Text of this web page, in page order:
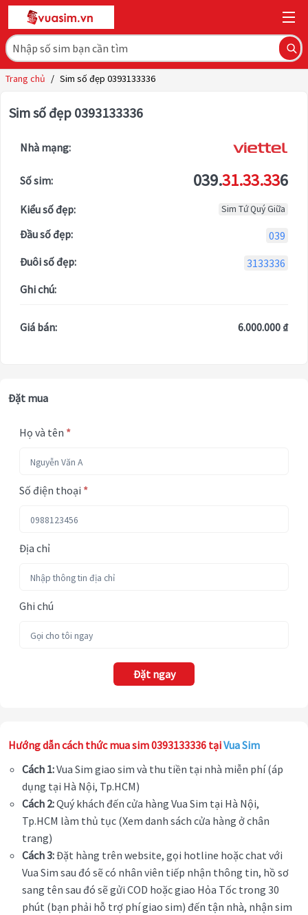
Trang chủ / Sim số đẹp 0393133336
Sim số đẹp 0393133336
Nhà mạng:
Số sim: 039.31.33.336
Kiểu số đẹp: Sim Tứ Quý Giữa
Đầu số đẹp:
039
Đuôi số đẹp:
3133336
Ghi chú:
Giá bán: 6.000.000 ₫
Đặt mua
Họ và tên *
Số điện thoại *
Địa chỉ
Ghi chú
Đặt ngay
Hướng dẫn cách thức mua sim 0393133336 tạiVua Sim
Cách 1:Vua Sim giao sim và thu tiền tại nhà miễn phí (áp
dụng tại Hà Nội, Tp.HCM)
Cách 2:Quý khách đến cửa hàng Vua Sim tại Hà Nội,
Tp.HCM làm thủ tục (Xem danh sách cửa hàng ở chân
trang)
Cách 3:Đặt hàng trên website, gọi hotline hoặc chat với
Vua Sim sau đó sẽ có nhân viên tiếp nhận thông tin, hồ sơ
sang tên sau đó sẽ gửi COD hoặc giao Hỏa Tốc trong 30
phút (bạn phải hỗ trợ phí giao sim) đến tận nhà, nhận sim